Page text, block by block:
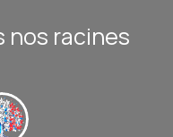
nos racines